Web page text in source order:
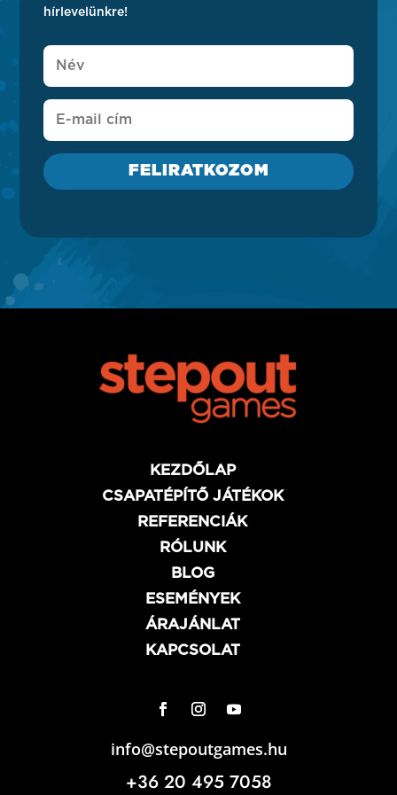
hírlevelünkre!
FELIRATKOZOM
KEZDŐLAP
CSAPATÉPÍTŐ JÁTÉKOK
REFERENCIÁK
RÓLUNK
BLOG
ESEMÉNYEK
ÁRAJÁNLAT
KAPCSOLAT
info@stepoutgames.hu
+36 20 495 7058